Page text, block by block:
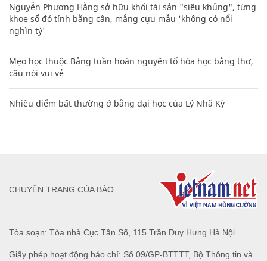
Nguyễn Phương Hằng sở hữu khối tài sản "siêu khủng", từng
khoe sổ đỏ tính bằng cân, mắng cựu mẫu 'không có nổi
nghìn tỷ'
Mẹo học thuộc Bảng tuần hoàn nguyên tố hóa học bằng thơ,
câu nói vui vẻ
Nhiều điểm bất thường ở bằng đại học của Lý Nhã Kỳ
Tòa soạn: Tòa nhà Cục Tần Số, 115 Trần Duy Hưng Hà Nội
Giấy phép hoạt động báo chí: Số 09/GP-BTTTT, Bộ Thông tin và
CHUYÊN TRANG CỦA BÁO